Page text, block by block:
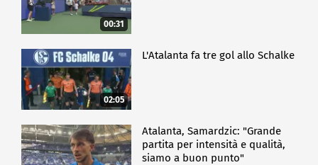
00:31
02:05
L'Atalanta fa tre gol allo Schalke
Atalanta, Samardzic: "Grande
partita per intensità e qualità,
siamo a buon punto"